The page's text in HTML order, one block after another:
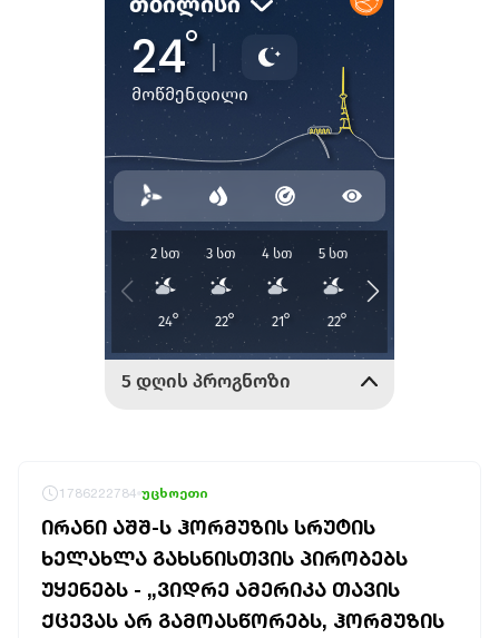
1786222784 უცხოეთი
ᲘᲠᲐᲜᲘ ᲐᲨᲨ-Ს ᲰᲝᲠᲛᲣᲖᲘᲡ ᲡᲠᲣᲢᲘᲡ
ᲮᲔᲚᲐᲮᲚᲐ ᲒᲐᲮᲡᲜᲘᲡᲗᲕᲘᲡ ᲞᲘᲠᲝᲑᲔᲑᲡ
ᲣᲧᲔᲜᲔᲑᲡ - „ᲕᲘᲓᲠᲔ ᲐᲛᲔᲠᲘᲙᲐ ᲗᲐᲕᲘᲡ
ᲥᲪᲔᲕᲐᲡ ᲐᲠ ᲒᲐᲛᲝᲐᲡᲬᲝᲠᲔᲑᲡ, ᲰᲝᲠᲛᲣᲖᲘᲡ